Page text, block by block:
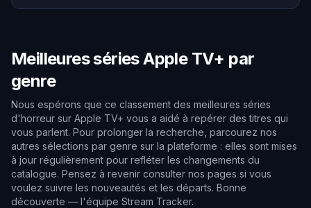
Meilleures séries Apple TV+ par
genre
Nous espérons que ce classement des meilleures séries
d'horreur sur Apple TV+ vous a aidé à repérer des titres qui
vous parlent. Pour prolonger la recherche, parcourez nos
autres sélections par genre sur la plateforme : elles sont mises
à jour régulièrement pour refléter les changements du
catalogue. Pensez à revenir consulter nos pages si vous
voulez suivre les nouveautés et les départs. Bonne
découverte — l'équipe Stream Tracker.